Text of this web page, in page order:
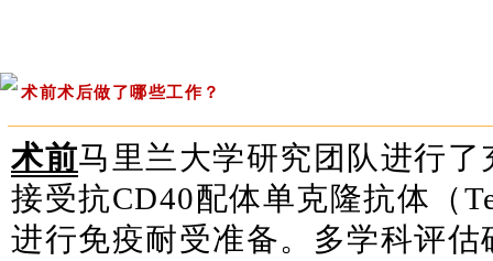
术前术后做了哪些工作？
术前马里兰大学研究团队进行
接受抗CD40配体单克隆抗体（
进行免疫耐受准备。多学科评